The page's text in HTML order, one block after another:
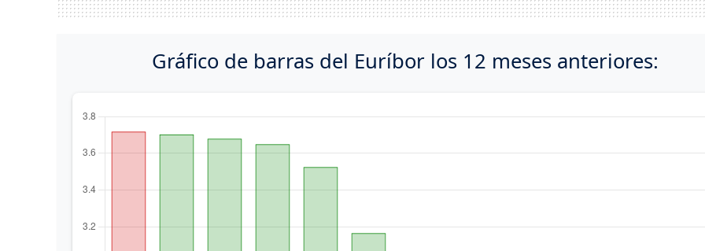
Gráfico de barras del Euríbor los 12 meses anteriores: